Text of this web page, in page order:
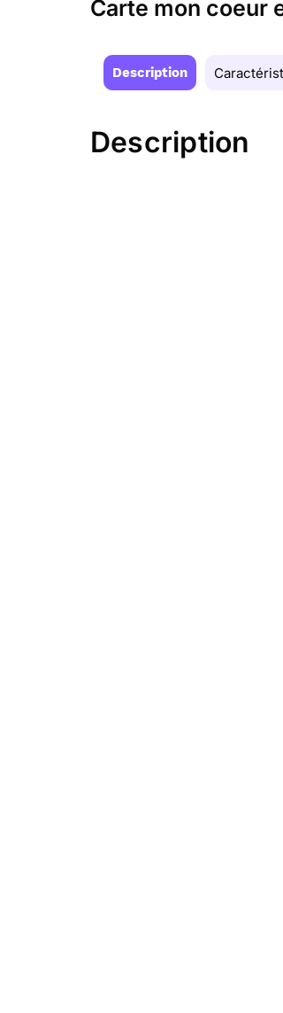
Carte mon coeur
Description
Description